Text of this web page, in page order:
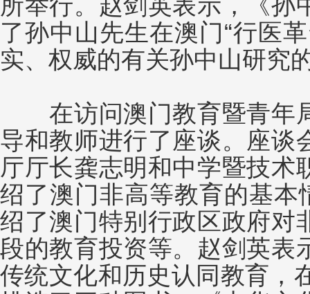
所举行。赵剑英表示，《孙
了孙中山先生在澳门“行医
实、权威的有关孙中山研究
在访问澳门教育暨青年
导和教师进行了座谈。座谈
厅厅长龚志明和中学暨技术
绍了澳门非高等教育的基本
绍了澳门特别行政区政府对
段的教育投资等。赵剑英表
传统文化和历史认同教育，